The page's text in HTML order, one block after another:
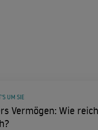
UM SIE
Vermögen: Wie